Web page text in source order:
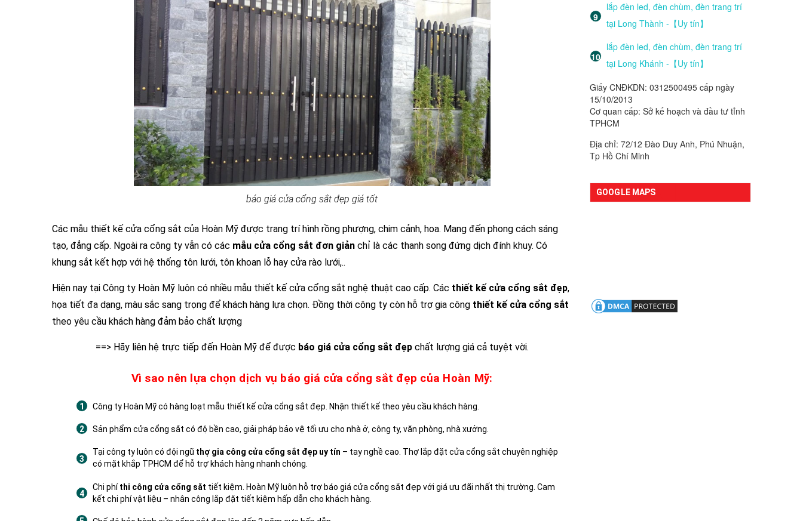
báo giá cửa cổng sắt đẹp giá tốt
Các mẫu thiết kế cửa cổng sắt của Hoàn Mỹ được trang trí hình rồng phượng, chim cảnh, hoa. Mang đến phong cách sáng
tạo, đẳng cấp. Ngoài ra công ty vẫn có các mẫu cửa cổng sắt đơn giản chỉ là các thanh song đứng dịch đính khuy. Có
khung sắt kết hợp với hệ thống tôn lưới, tôn khoan lỗ hay cửa rào lưới,..
Hiện nay tại Công ty Hoàn Mỹ luôn có nhiều mẫu thiết kế cửa cổng sắt nghệ thuật cao cấp. Các thiết kế cửa cổng sắt đẹp,
họa tiết đa dạng, màu sắc sang trọng để khách hàng lựa chọn. Đồng thời công ty còn hỗ trợ gia công thiết kế cửa cổng sắt
theo yêu cầu khách hàng đảm bảo chất lượng
==> Hãy liên hệ trực tiếp đến Hoàn Mỹ để được báo giá cửa cổng sắt đẹpchất lượng giá cả tuyệt vời.
Vì sao nên lựa chọn dịch vụ báo giá cửa cổng sắt đẹp của Hoàn Mỹ:
Công ty Hoàn Mỹ có hàng loạt mẫu thiết kế cửa cổng sắt đẹp. Nhận thiết kế theo yêu cầu khách hàng.
Sản phẩm cửa cổng sắt có độ bền cao, giải pháp bảo vệ tối ưu cho nhà ở, công ty, văn phòng, nhà xưởng.
Tại công ty luôn có đội ngũ thợ gia công cửa cổng sắt đẹp uy tín – tay nghề cao. Thợ lắp đặt cửa cổng sắt chuyên nghiệp
có mặt khắp TPHCM để hỗ trợ khách hàng nhanh chóng.
Chi phíthi công cửa cổng sắt tiết kiệm. Hoàn Mỹ luôn hỗ trợ báo giá cửa cổng sắt đẹp với giá ưu đãi nhất thị trường. Cam
kết chi phí vật liệu – nhân công lắp đặt tiết kiệm hấp dẫn cho khách hàng.
lắp đèn led, đèn chùm, đèn trang trí
tại Long Thành -【Uy tín】
lắp đèn led, đèn chùm, đèn trang trí
tại Long Khánh -【Uy tín】
Giấy CNĐKDN: 0312500495 cấp ngày
15/10/2013
Cơ quan cấp: Sở kế hoạch và đầu tư tỉnh
TPHCM
Địa chỉ: 72/12 Đào Duy Anh, Phú Nhuận,
Tp Hồ Chí Minh
GOOGLE MAPS